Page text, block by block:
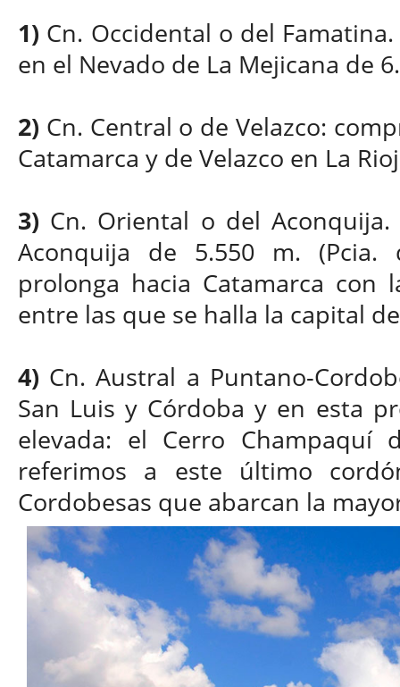
1) Cn. Occidental o del
en el Nevado de La Mejicana de
2) Cn. Central o de Velazco:
Catamarca y de Velazco en La
3) Cn. Oriental o del
Aconquija de 5.550 m. (Pcia.
prolonga hacia Catamarca con
entre las que se halla la capital
4) Cn. Austral a Puntano-
San Luis y Córdoba y en esta
elevada: el Cerro
referimos a este último
Cordobesas que abarcan la